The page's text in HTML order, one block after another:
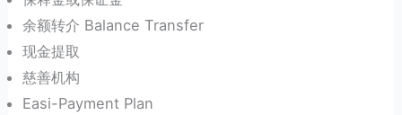
余额转介 Balance Transfer
现金提取
慈善机构
Easi-Payment Plan